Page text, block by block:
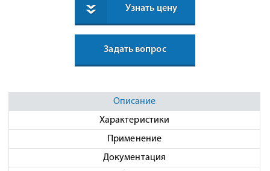
Узнать цену
Задать вопрос
Описание
Характеристики
Применение
Документация